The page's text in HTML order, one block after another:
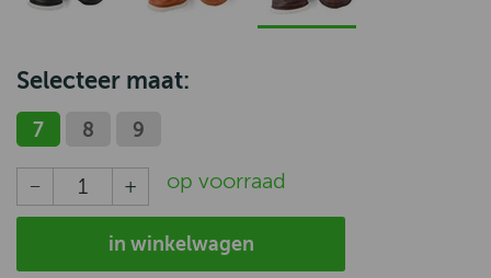
Selecteer maat:
7 8 9
op voorraad
in winkelwagen